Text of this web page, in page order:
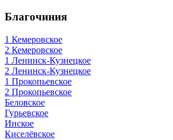
Благочиния
1 Кемеровское
2 Кемеровское
1 Ленинск-Кузнецкое
2 Ленинск-Кузнецкое
1 Прокопьевское
2 Прокопьевское
Беловское
Гурьевское
Инское
Киселёвское